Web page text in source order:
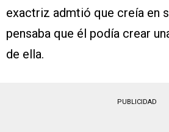
exactriz admtió que creía en
pensaba que él podía crear
de ella.
PUBLICIDAD